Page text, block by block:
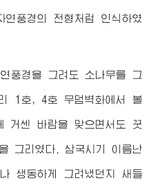
풍경의 전형처럼 인식하였
풍경을 그려도 소나무를 그
1호, 4호 무덤벽화에서 볼
거센 바람을 맞으면서도 꿋
그리였다. 삼국시기 이름난
생동하게 그려냈던지 새들